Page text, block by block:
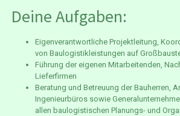
Deine Aufgaben:
Eigenverantwortliche Projektleitung,
von Baulogistikleistungen auf
Führung der eigenen Mitarbeitenden,
Lieferfirmen
Beratung und Betreuung der Bauherren,
Ingenieurbüros sowie
allen baulogistischen Planungs- und